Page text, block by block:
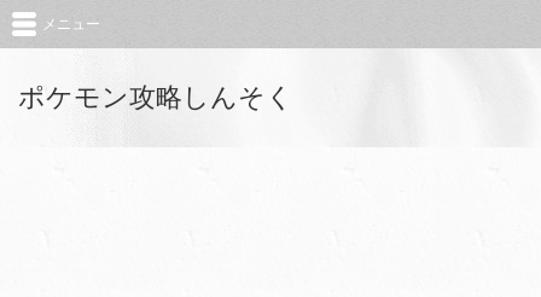
ポケモン攻略しんそく
メニュー